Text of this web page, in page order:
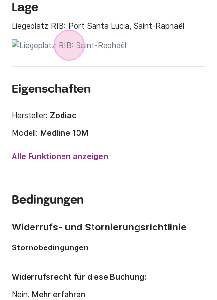
Lage
Liegeplatz RIB: Port Santa Lucia, Saint-Raphaël
Eigenschaften
Hersteller: Zodiac
Modell: Medline 10M
Motorleistung:
Anzahl Plätze an Bord:
Alle Funktionen anzeigen
Bedingungen
Widerrufs- und Stornierungsrichtlinie
Stornobedingungen
Widerrufsrecht für diese Buchung:
Nein. Mehr erfahren